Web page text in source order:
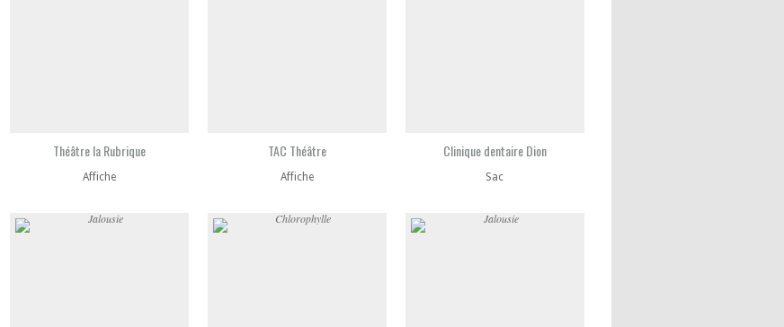
Théâtre la Rubrique
Affiche
TAC Théâtre
Affiche
Clinique dentaire Dion
Sac